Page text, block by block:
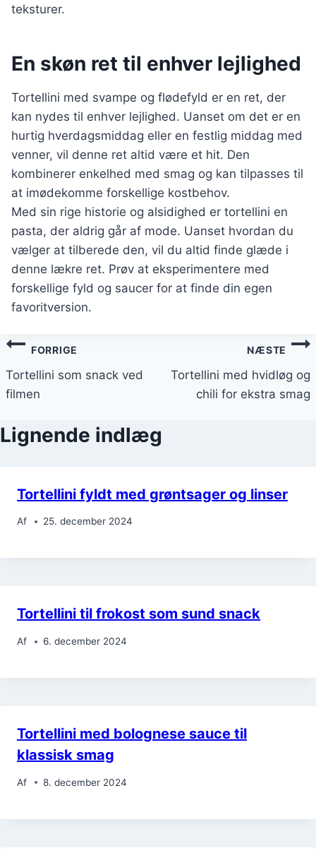
teksturer.
En skøn ret til enhver lejlighed
Tortellini med svampe og flødefyld er en ret, der
kan nydes til enhver lejlighed. Uanset om det er en
hurtig hverdagsmiddag eller en festlig middag med
venner, vil denne ret altid være et hit. Den
kombinerer enkelhed med smag og kan tilpasses til
at imødekomme forskellige kostbehov.
Med sin rige historie og alsidighed er tortellini en
pasta, der aldrig går af mode. Uanset hvordan du
vælger at tilberede den, vil du altid finde glæde i
denne lækre ret. Prøv at eksperimentere med
forskellige fyld og saucer for at finde din egen
favoritversion.
Indlægsnavigation
FORRIGE
Tortellini som snack ved
filmen
NÆSTE
Tortellini med hvidløg og
chili for ekstra smag
Lignende indlæg
Tortellini fyldt med grøntsager og linser
Af 25. december 2024
Tortellini til frokost som sund snack
Af 6. december 2024
Tortellini med bolognese sauce til
klassisk smag
Af 8. december 2024